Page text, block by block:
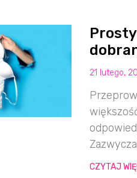
21 lutego,
CZYTAJ